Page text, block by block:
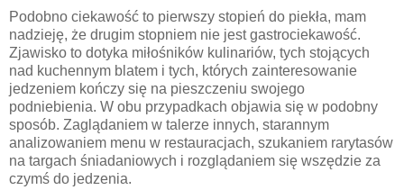
Podobno ciekawość to pierwszy stopień do piekła, mam
nadzieję, że drugim stopniem nie jest gastrociekawość.
Zjawisko to dotyka miłośników kulinariów, tych stojących
nad kuchennym blatem i tych, których zainteresowanie
jedzeniem kończy się na pieszczeniu swojego
podniebienia. W obu przypadkach objawia się w podobny
sposób. Zaglądaniem w talerze innych, starannym
analizowaniem menu w restauracjach, szukaniem rarytasów
na targach śniadaniowych i rozglądaniem się wszędzie za
czymś do jedzenia.